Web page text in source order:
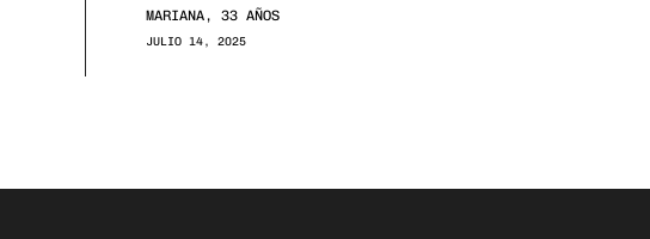
MARIANA, 33 AÑOS
JULIO 14, 2025